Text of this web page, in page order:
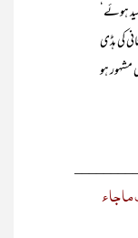
ہوئے‘
کی ہڈی
ہو
جاء